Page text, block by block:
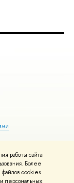
работы сайта
Более
cookies
персональных